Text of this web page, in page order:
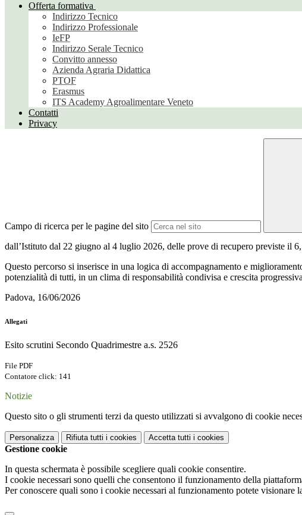
Offerta formativa
Indirizzo Tecnico
Indirizzo Professionale
IeFP
Indirizzo Serale Tecnico
Convitto annesso
Azienda Agraria Didattica
PTOF
Erasmus
ITS Academy Agroalimentare Veneto
Contatti
Privacy
Campo di ricerca per le pagine del sito
dall’Istituto dal 22 giugno al 4 luglio 2026, delle prove di recupero previste il
Questo percorso si inserisce in una logica di accompagnamento e
potenzialità di tutti, in un clima di responsabilità condivisa e crescita
Padova, 16/06/2026
Allegati
Esito scrutini Secondo Quadrimestre a.s. 2526
File PDF
Contatore click: 141
Notizie
Questo sito o gli strumenti terzi da questo utilizzati si avvalgono di cookie
Personalizza Rifiuta tutti i cookies Accetta tutti i cookies
Gestione cookie
In questa schermata è possibile scegliere quali cookie consentire.
I cookie necessari sono quelli che consentono il funzionamento della
Per conoscere quali sono i cookie necessari al funzionamento potete visionare